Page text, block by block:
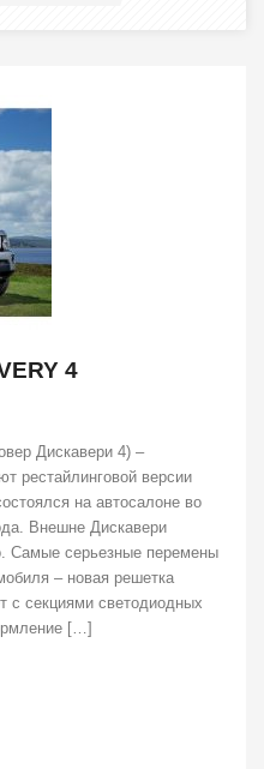
4
Дискавери 4) –
рестайлинговой версии
на автосалоне во
Внешне Дискавери
Самые серьезные перемены
– новая решетка
с секциями светодиодных
[…]